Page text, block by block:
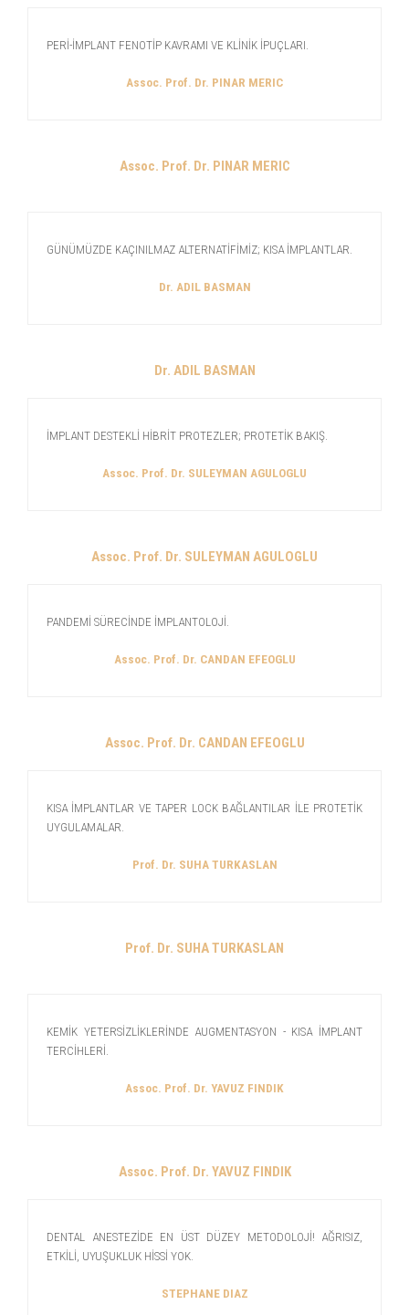
PERİ-İMPLANT FENOTİP KAVRAMI VE KLİNİK İPUÇLARI.
Assoc. Prof. Dr. PINAR MERIC
Assoc. Prof. Dr. PINAR MERIC
GÜNÜMÜZDE KAÇINILMAZ ALTERNATİFİMİZ; KISA İMPLANTLAR.
Dr. ADIL BASMAN
Dr. ADIL BASMAN
İMPLANT DESTEKLİ HİBRİT PROTEZLER; PROTETİK BAKIŞ.
Assoc. Prof. Dr. SULEYMAN AGULOGLU
Assoc. Prof. Dr. SULEYMAN AGULOGLU
PANDEMİ SÜRECİNDE İMPLANTOLOJİ.
Assoc. Prof. Dr. CANDAN EFEOGLU
Assoc. Prof. Dr. CANDAN EFEOGLU
KISA İMPLANTLAR VE TAPER LOCK BAĞLANTILAR İLE PROTETİK
UYGULAMALAR.
Prof. Dr. SUHA TURKASLAN
Prof. Dr. SUHA TURKASLAN
KEMİK YETERSİZLİKLERİNDE AUGMENTASYON - KISA İMPLANT
TERCİHLERİ.
Assoc. Prof. Dr. YAVUZ FINDIK
Assoc. Prof. Dr. YAVUZ FINDIK
DENTAL ANESTEZİDE EN ÜST DÜZEY METODOLOJİ! AĞRISIZ,
ETKİLİ, UYUŞUKLUK HİSSİ YOK.
STEPHANE DIAZ